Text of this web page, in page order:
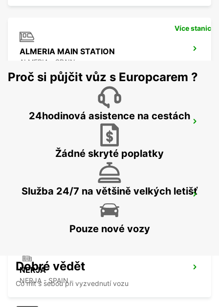
ALMERIA MAIN STATION
ALMERIA - SPAIN
HUERCAL DE ALMERIA - SPAIN
ALMERIA LETIŠTE
NERJA
NERJA - SPAIN
Více stanic
Proč si půjčit vůz s Europcarem ?
24hodinová asistence na cestách
Žádné skryté poplatky
Služba 24/7 na většině velkých letišť
Pouze nové vozy
Dobré vědět
Co mít s sebou při vyzvednutí vozu